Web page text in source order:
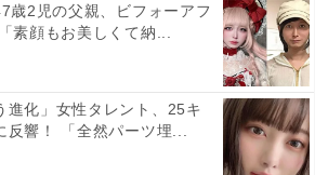
歳2児の父親、ビフォーアフ
素顔もお美しくて納...
進化」女性タレント、25キ
反響！ 「全然パーツ埋...